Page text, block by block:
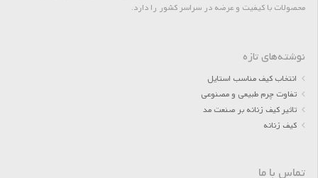
محصولات با کیفیت و عرضه در سراسر کشور را دارد.
نوشته‌های تازه
انتخاب کیف مناسب استایل
تفاوت چرم طبیعی و مصنوعی
تاثیر کیف زنانه بر صنعت مد
کیف زنانه
تماس با ما